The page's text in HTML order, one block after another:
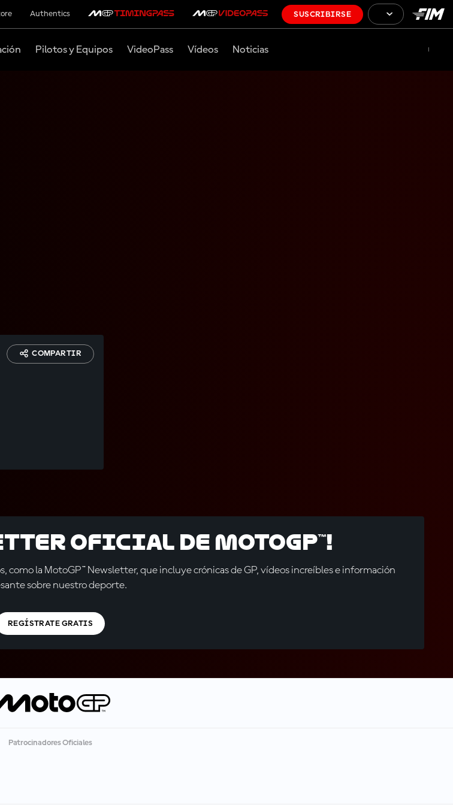
Authentics SUSCRIBIRSE
Pilotos y Equipos VideoPass Vídeos Noticias
COMPARTIR
oficial de MotoGP™!
como la MotoGP™ Newsletter, que incluye crónicas de GP, vídeos increíbles e información
sobre nuestro deporte.
REGÍSTRATE GRATIS
Patrocinadores Oficiales